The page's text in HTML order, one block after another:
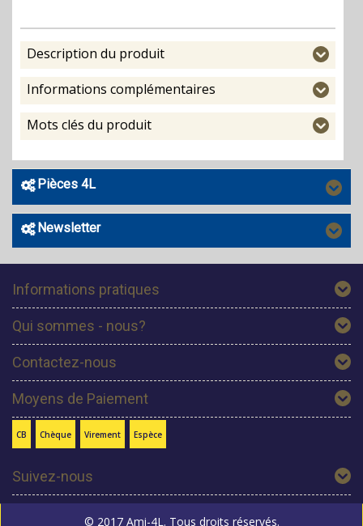
Description du produit
Informations complémentaires
Mots clés du produit
Pièces 4L
Newsletter
Informations pratiques
Qui sommes - nous?
Contactez-nous
Moyens de Paiement
CB Chèque Virement Espèce
Suivez-nous
© 2017 Ami-4L. Tous droits réservés.